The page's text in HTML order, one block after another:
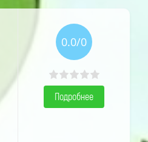
0.0/0
Подробнее